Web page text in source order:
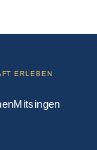
ERLEBEN
Mitsingen